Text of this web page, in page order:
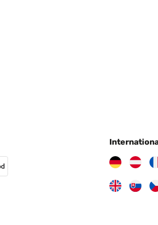
Polster zugekauft. Die Nackenrolle